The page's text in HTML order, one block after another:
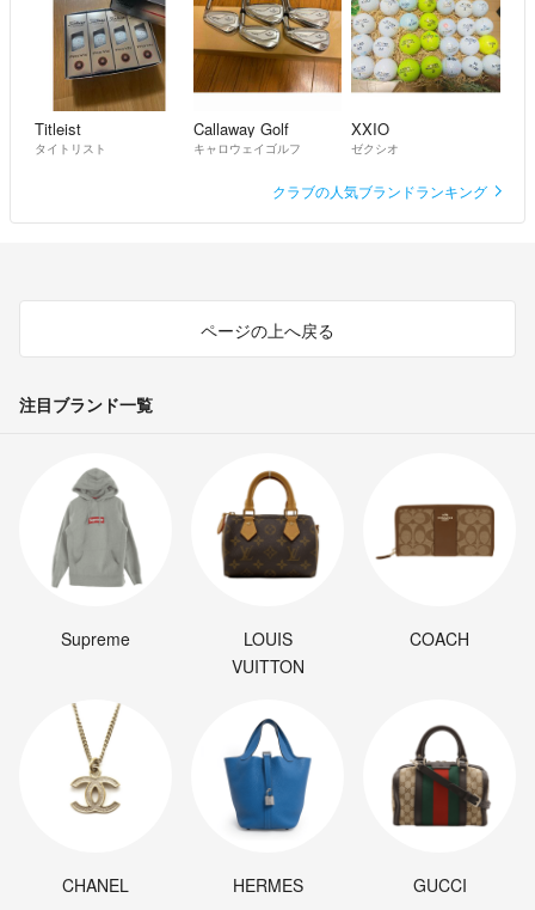
Titleist
タイトリスト
Callaway Golf
キャロウェイゴルフ
XXIO
ゼクシオ
クラブの人気ブランドランキング
ページの上へ戻る
注目ブランド一覧
Supreme
LOUIS
VUITTON
COACH
CHANEL HERMES GUCCI